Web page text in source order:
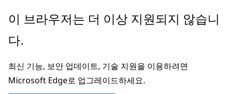
주
콘
츠
로
이 브라우저는 더 이상 지원되지 않습니
다.
최신 기능, 보안 업데이트, 기술 지원을 이용하려면
Microsoft Edge로 업그레이드하세요.